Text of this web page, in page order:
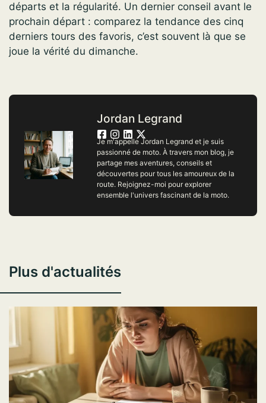
départs et la régularité. Un dernier conseil avant le
prochain départ : comparez la tendance des cinq
derniers tours des favoris, c’est souvent là que se
joue la vérité du dimanche.
Jordan Legrand
Je m'appelle Jordan Legrand et je suis
passionné de moto. À travers mon blog, je
partage mes aventures, conseils et
découvertes pour tous les amoureux de la
route. Rejoignez-moi pour explorer
ensemble l'univers fascinant de la moto.
Plus d'actualités